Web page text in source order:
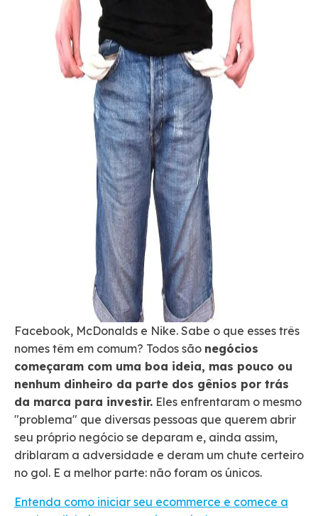
Facebook, McDonalds e Nike. Sabe o que esses três
nomes têm em comum? Todos são negócios
começaram com uma boa ideia, mas pouco ou
nenhum dinheiro da parte dos gênios por trás
da marca para investir. Eles enfrentaram o mesmo
"problema" que diversas pessoas que querem abrir
seu próprio negócio se deparam e, ainda assim,
driblaram a adversidade e deram um chute certeiro
no gol. E a melhor parte: não foram os únicos.
Entenda como iniciar seu ecommerce e comece a